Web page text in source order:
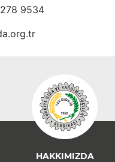
9534
HAKKIMIZDA